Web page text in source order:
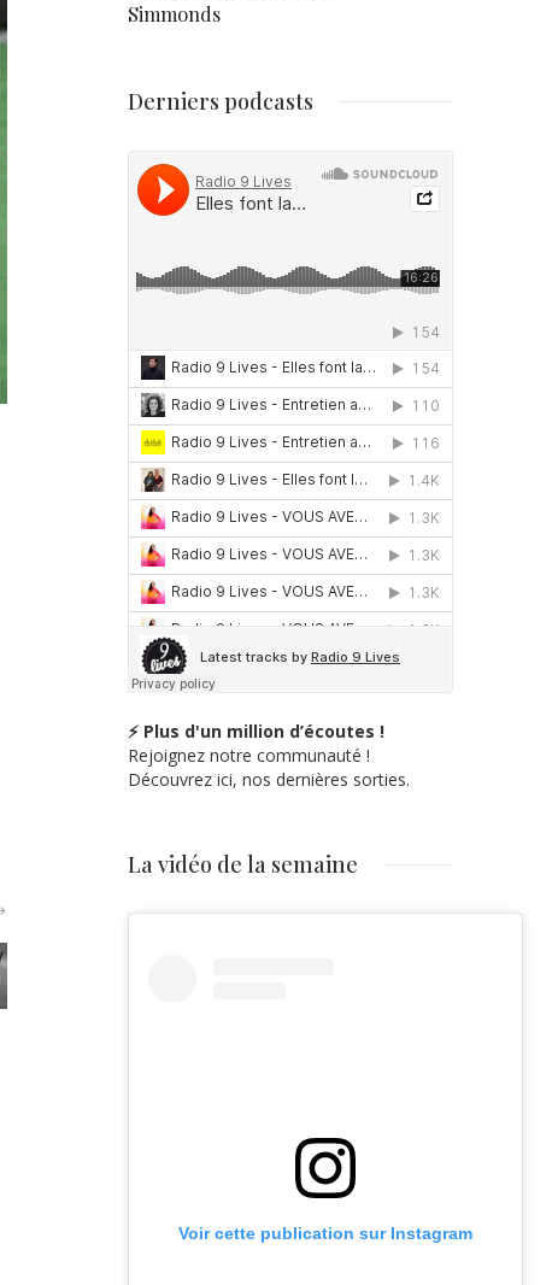
Simmonds
Derniers podcasts
⚡ Plus d'un million d’écoutes !
Rejoignez notre communauté !
Découvrez ici, nos dernières sorties.
La vidéo de la semaine
Voir cette publication sur Instagram